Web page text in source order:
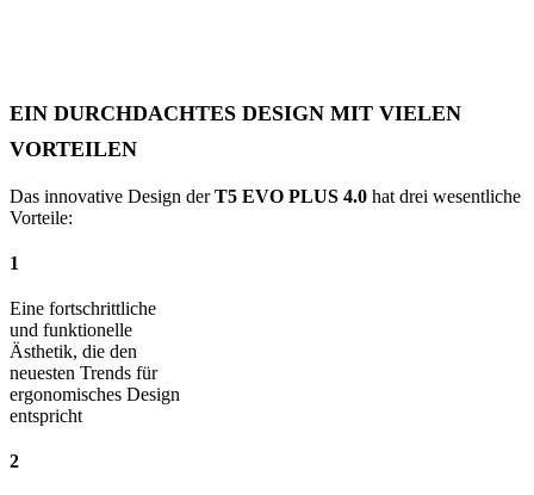
EIN DURCHDACHTES DESIGN MIT VIELEN
VORTEILEN
Das innovative Design derT5 EVO PLUS 4.0 hat drei wesentliche
Vorteile:
1
Eine fortschrittliche
und funktionelle
Ästhetik, die den
neuesten Trends für
ergonomisches Design
entspricht
2